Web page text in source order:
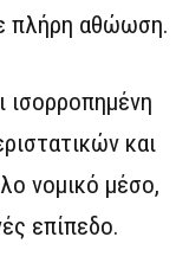
πλήρη αθώωση.
ισορροπημένη
και
νομικό μέσο,
επίπεδο.